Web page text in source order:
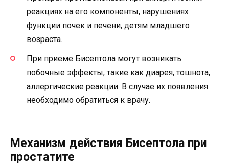
реакциях на его компоненты, нарушениях
функции почек и печени, детям младшего
возраста.
При приеме Бисептола могут возникать
побочные эффекты, такие как диарея, тошнота,
аллергические реакции. В случае их появления
необходимо обратиться к врачу.
Механизм действия Бисептола при
простатите